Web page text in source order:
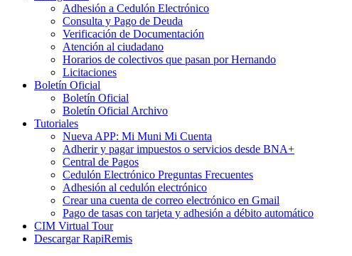
Adhesión a Cedulón Electrónico
Consulta y Pago de Deuda
Verificación de Documentación
Atención al ciudadano
Horarios de colectivos que pasan por Hernando
Licitaciones
Boletín Oficial
Boletín Oficial
Boletín Oficial Archivo
Tutoriales
Nueva APP: Mi Muni Mi Cuenta
Adherir y pagar impuestos o servicios desde BNA+
Central de Pagos
Cedulón Electrónico Preguntas Frecuentes
Adhesión al cedulón electrónico
Crear una cuenta de correo electrónico en Gmail
Pago de tasas con tarjeta y adhesión a débito automático
CIM Virtual Tour
Descargar RapiRemis